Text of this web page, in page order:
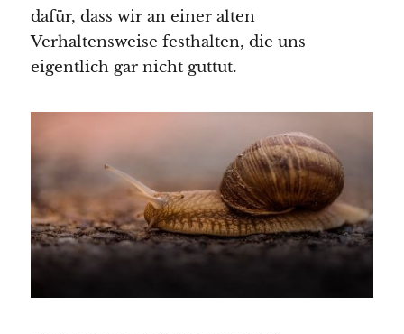
dafür, dass wir an einer alten
Verhaltensweise festhalten, die uns
eigentlich gar nicht guttut.